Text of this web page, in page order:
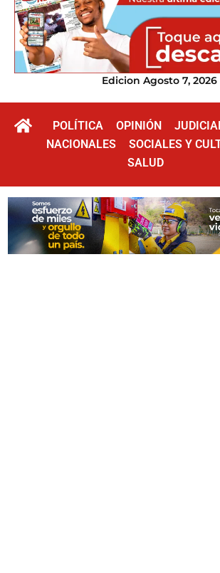
Edicion Agosto 7, 2026
POLÍTICA OPINIÓN
NACIONALES
SOCIALES Y
SALUD